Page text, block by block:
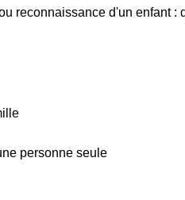
reconnaissance d'un enfant :
personne seule